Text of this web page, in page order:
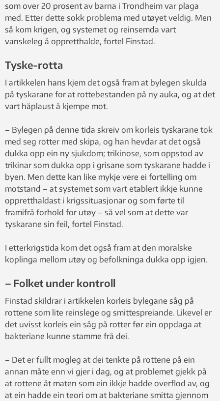
som over 20 prosent av barna i Trondheim var plaga
med. Etter dette sokk problema med utøyet veldig. Men
så kom krigen, og systemet og reinsemda vart
vanskeleg å oppretthalde, fortel Finstad.
Tyske-rotta
I artikkelen hans kjem det også fram at bylegen skulda
på tyskarane for at rottebestanden på ny auka, og at det
vart håplaust å kjempe mot.
– Bylegen på denne tida skreiv om korleis tyskarane tok
med seg rotter med skipa, og han hevdar at det også
dukka opp ein ny sjukdom; trikinose, som oppstod av
trikinar som dukka opp i grisane som tyskarane hadde i
byen. Men dette kan like mykje vere ei fortelling om
motstand – at systemet som vart etablert ikkje kunne
oppretthaldast i krigssituasjonar og som førte til
framifrå forhold for utøy – så vel som at dette var
tyskarane sin feil, fortel Finstad.
I etterkrigstida kom det også fram at den moralske
koplinga mellom utøy og befolkninga dukka opp igjen.
– Folket under kontroll
Finstad skildrar i artikkelen korleis bylegane såg på
rottene som lite reinslege og smittespreiande. Likevel er
det uvisst korleis ein såg på rotter før ein oppdaga at
bakteriane kunne stamme frå dei.
– Det er fullt mogleg at dei tenkte på rottene på ein
annan måte enn vi gjer i dag, og at problemet gjekk på
at rottene åt maten som ein ikkje hadde overflod av, og
at ein hadde ein teori om at bakteriane smitta gjennom